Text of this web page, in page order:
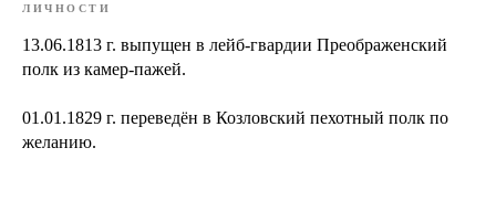
ЛИЧНОСТИ
13.06.1813 г. выпущен в лейб-гвардии Преображенский
полк из камер-пажей.
01.01.1829 г. переведён в Козловский пехотный полк по
желанию.